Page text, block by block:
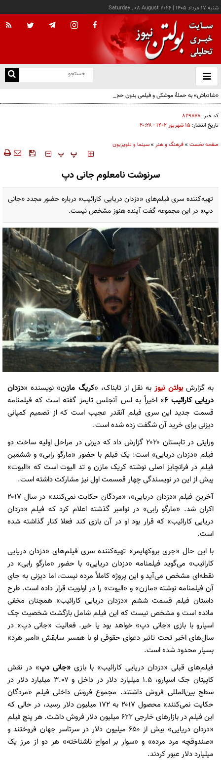
شنبه ۱۷ مرداد ۱۴۰۵ |
Saturday , 08 August 2026
باز
و
«شادباش» به حملۀ موشکی و فیلمی بدون حجاب؛ روایت تناقض‌های محسن قرایی
کد خبر: ۸۲۹۸۷۸
تاریخ انتشار: ۱۵ شهريور ۱۴۰۲ - ۲۰:۲۸
صفحه نخست »فرهنگ و هنر »سینما و تلویزیون
‍‍‍ پ پ
سرنوشت نامعلوم جانی دپ
تهیه‌کننده سری فیلم‌های «دزدان دریایی کارائیب» درباره حضور مجدد «جانی
دپ» در این مجموعه گفت آینده هنوز مشخص نیست.
به گزارش بولتن نیوزبه نقل از تابناک، «کریگ مازن» نویسنده «دزدان
دریایی کارائیب ۶» اخیراً به لس آنجلس تایمز گفته است که فیلمنامه
قسمت جدید این سری فیلم آنقدر عجیب است که از تصمیم کمپانی
دیزنی برای خرید آن شگفت زده شده است.
ورایتی در تابستان ۲۰۲۰ گزارش داد که دیزنی در مراحل اولیه ساخت دو
فیلم «دزدان دریایی» است: یک فیلم با حضور «مارگو رابی» و ششمین
فیلم در فرانچایز اصلی نوشته کریک مازن و تد الیوت است که «الیوت»
پیش از این در نویسندگی چهار قمسمت اول نیز مشارکت داشته است.
آخرین فیلم «دزدان دریایی»، «مردگان حکایت نمی‌کنند» در سال ۲۰۱۷
اکران شد. «مارگو رابی» در نوامبر گذشته اعلام کرد که فیلم «دزدان
دریایی کارائیب» که قرار بود او در آن بازی کند فعلا کنار گذاشته شده
است.
با این حال «جری بروکهایمر» تهیه‌کننده سری فیلم‌های «دزدان دریایی
کارائیب» می‌گوید فیلمنامه «دزدان دریایی» با حضور «مارگو رابی» در
نقطه‌ای مشخص می‌آید و این پروژه کاملاً مرده نیست، اما دیزنی به جای
آن فیلمنامه نوشته «مازن» و «الیوت» را در اولویت قرار داده است. طرح
داستان فیلم قسمت ششم «دزدان دریایی کارائیب» همچنان مخفی
مانده است و مشخص نیست که این فیلم شامل بازگشت شخصیت جک
اسپارو با بازی «جانی دپ» خواهد بود یا خیر. فعالیت «جانی دپ» در
سال‌های اخیر تحت تاثیر دعوای حقوقی او با همسر سابقش «امبر هرد»
بسیار محدود شده است.
فیلم‌های قبلی «دزدان دریایی کارائیب» با بازی «جانی دپ» در نقش
کاپیتان جک اسپارو، ۱.۵ میلیارد دلار در داخل و ۳.۰۷ میلیارد دلار در
سطح بین‌المللی فروش داشتند. مجموع فروش داخلی فیلم «مردگان
حکایت نمی‌کنند» محصول ۲۰۱۷ به ۱۷۲ میلیون دلار رسید، در حالی که
این فیلم در بازار‌های خارجی ۶۲۲ میلیون دلار فروش داشت. هر پنج فیلم
«دزدان دریایی» بیش از ۶۵۰ میلیون دلار در سرتاسر جهان فروختند و
«صندوقچه مرد مرده» و «سوار بر امواج ناشناخته» هر دو از مرز یک
میلیارد دلار عبور کردند.